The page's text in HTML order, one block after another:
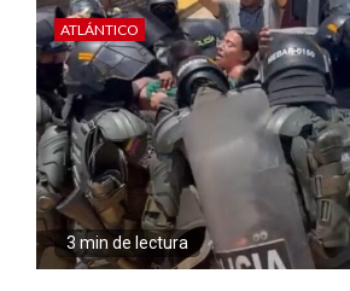
ATLÁNTICO
3 min de lectura